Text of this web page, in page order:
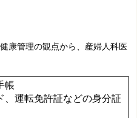
康管理の観点から、産婦人科医
帳
、運転免許証などの身分証